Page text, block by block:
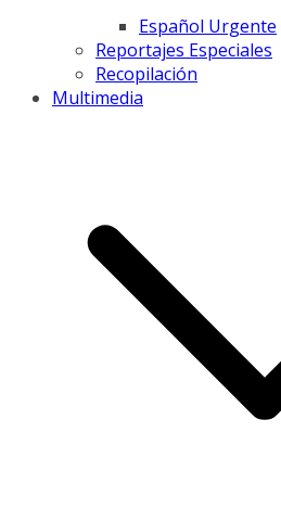
Español Urgente
Reportajes Especiales
Recopilación
Multimedia